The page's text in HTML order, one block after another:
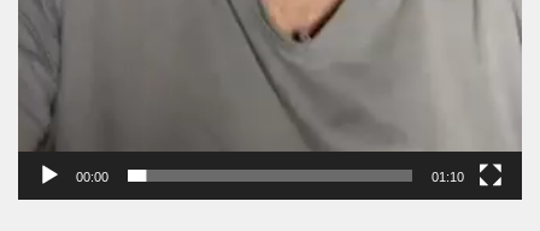
00:00 01:10